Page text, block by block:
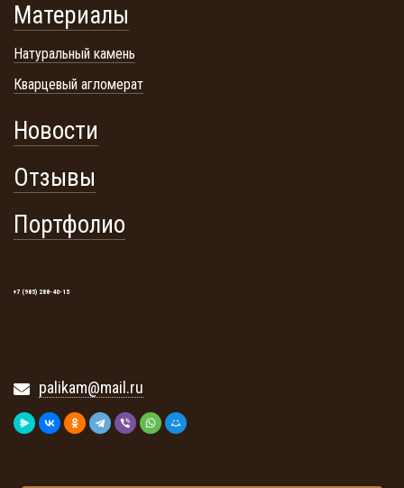
Материалы
Натуральный камень
Кварцевый агломерат
Новости
Отзывы
Портфолио
+7 (985) 288-40-15
palikam@mail.ru